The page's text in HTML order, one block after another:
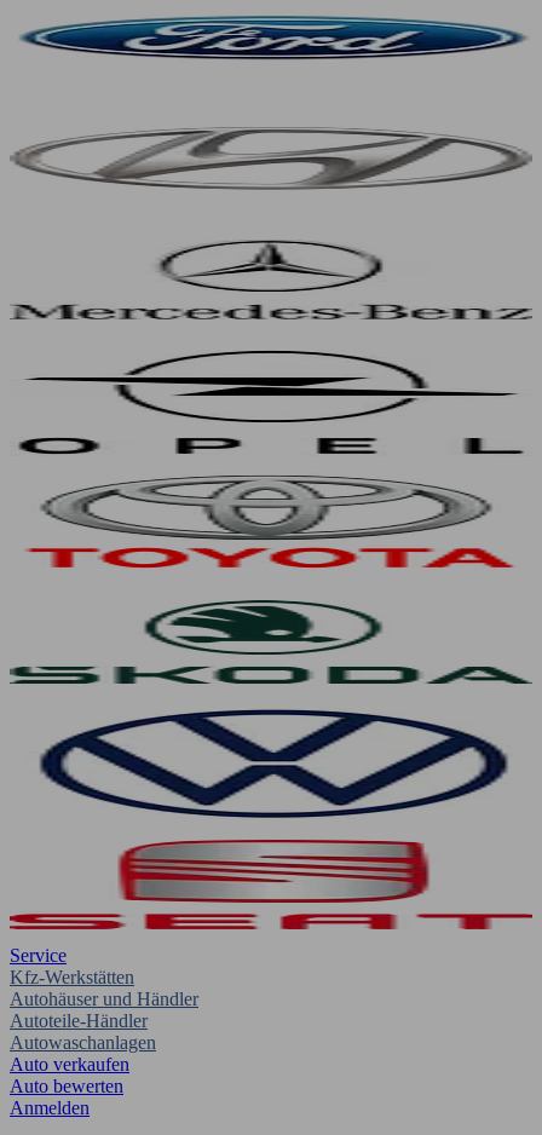
Service
Kfz-Werkstätten
Autohäuser und Händler
Autoteile-Händler
Autowaschanlagen
Auto verkaufen
Auto bewerten
Anmelden